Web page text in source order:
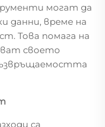
могат да
данни, време на
Това помага на
своето
са